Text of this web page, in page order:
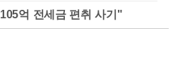
억 전세금 편취 사기"